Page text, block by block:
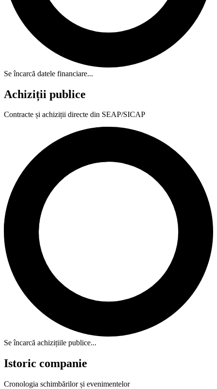
Se încarcă datele financiare...
Achiziții publice
Contracte și achiziții directe din SEAP/SICAP
Se încarcă achizițiile publice...
Istoric companie
Cronologia schimbărilor și evenimentelor